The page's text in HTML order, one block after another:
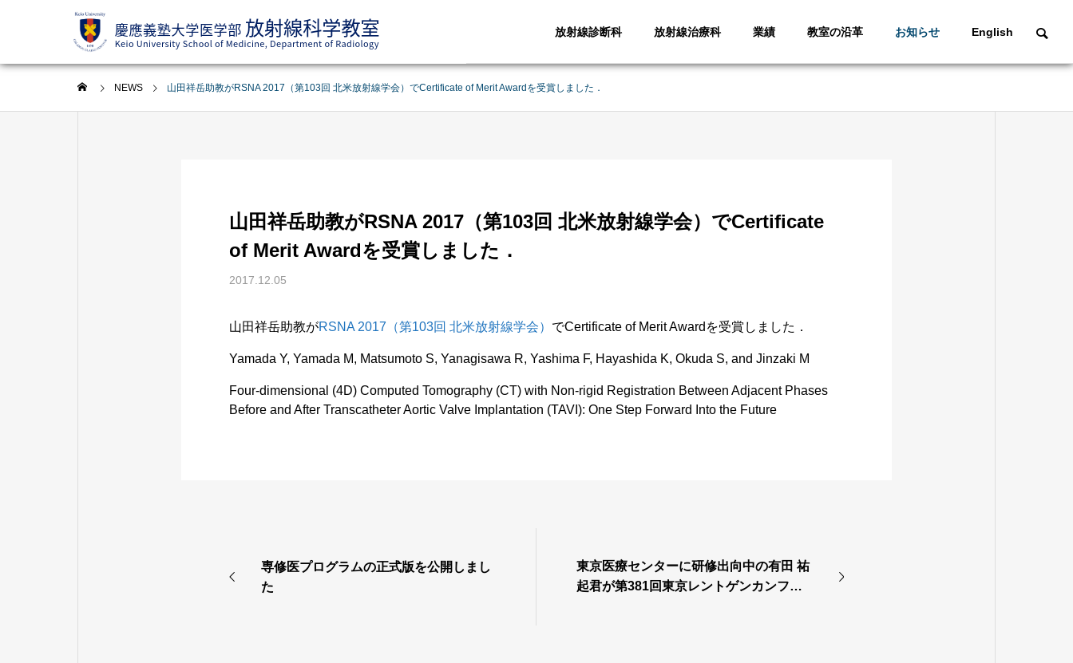
放射線診断科 放射線治療科 業績 教室の沿革 お知らせ English
NEWS 山田祥岳助教がRSNA 2017（第103回 北米放射線学会）でCertificate of Merit Awardを受賞しました．
山田祥岳助教がRSNA 2017（第103回 北米放射線学会）でCertificate
of Merit Awardを受賞しました．
2017.12.05
山田祥岳助教がRSNA 2017（第103回 北米放射線学会） でCertificate of Merit Awardを受賞しました．
Yamada Y, Yamada M, Matsumoto S, Yanagisawa R, Yashima F, Hayashida K, Okuda S, and Jinzaki M
Four-dimensional (4D) Computed Tomography (CT) with Non-rigid Registration Between Adjacent Phases
Before and After Transcatheter Aortic Valve Implantation (TAVI): One Step Forward Into the Future
専修医プログラムの正式版を公開しまし
た
東京医療センターに研修出向中の有田 祐
起君が第381回東京レントゲンカンファ